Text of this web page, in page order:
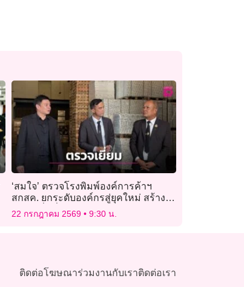
‘สมใจ’ ตรวจโรงพิมพ์องค์การค้าฯ
สกสค. ยกระดับองค์กรสู่ยุคใหม่ สร้าง
ความเชื่อมั่นองค์กร
22 กรกฎาคม 2569 9:30 น.
ติดต่อโฆษณาร่วมงานกับเราติดต่อเรา